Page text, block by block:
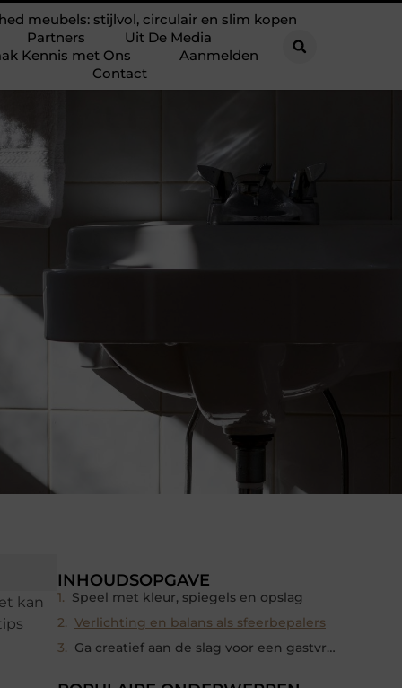
meubels: stijlvol, circulair en slim kopen
Partners
Uit De Media
Kennis met Ons
Aanmelden
Contact
kan
INHOUDSOPGAVE
Speel met kleur, spiegels en opslag
Verlichting en balans als sfeerbepalers
Ga creatief aan de slag voor een gastvrij toilet